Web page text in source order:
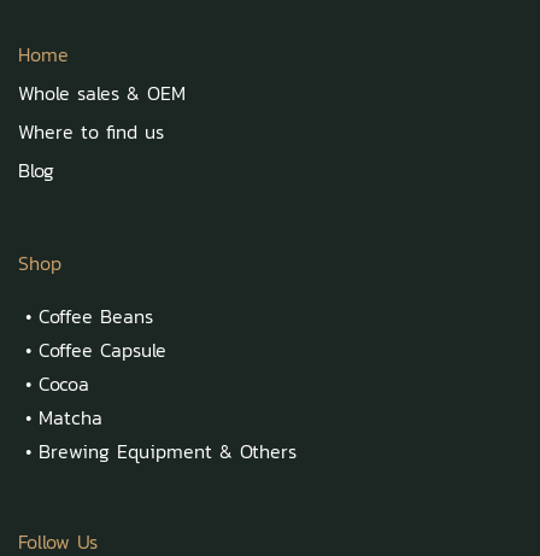
Home
Whole sales & OEM
Where to find us
Blog
Shop
• Coffee Beans
• Coffee Capsule
• Cocoa
• Matcha
• Brewing Equipment & Others
Follow Us